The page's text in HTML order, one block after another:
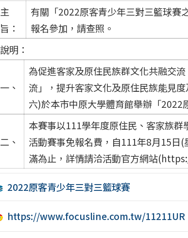
主
旨：
有關「2022原客青少年三對三籃球賽
報名參加，請查照。
說明：
一、
為促進客家及原住民族群文化共融交
流」，提升客家文化及原住民族能見
六)於本市中原大學體育館舉辦「2022
二、
本賽事以111學年度原住民、客家族群
活動賽事免報名費，自111年8月15日
滿為止，詳情請洽活動官方網站
2022原客青少年三對三籃球賽
https://www.focusline.com.tw/11211UR